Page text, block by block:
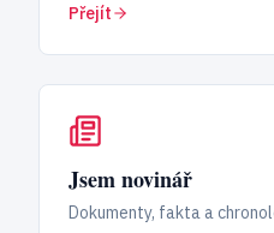
Přejít
Jsem novinář
Dokumenty, fakta a